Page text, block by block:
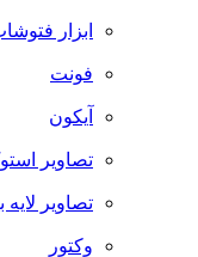
ابزار فتوشاپ
فونت
آیکون
تصاویر استوک
تصاویر لایه باز
وکتور